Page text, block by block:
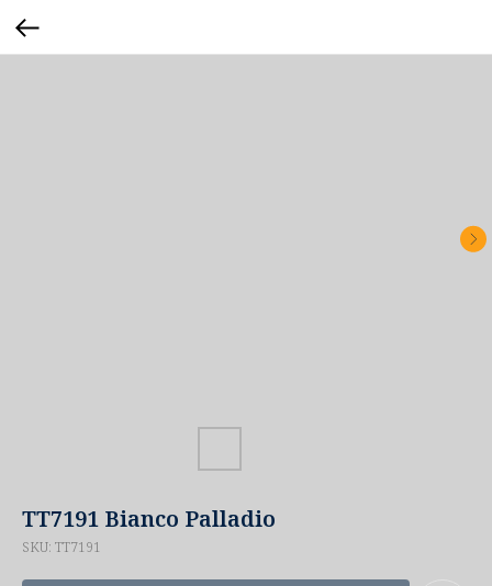
TT7191 Bianco Palladio
SKU: TT7191